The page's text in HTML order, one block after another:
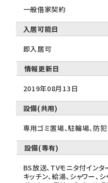
一般借家契約
入居可能日
即入居可
情報更新日
2019年08月13日
設備(共用)
専用ゴミ置場、駐輪場、防
設備(専有)
BS放送、TVモニタ付インタ
キッチン、給湯、シャワー、